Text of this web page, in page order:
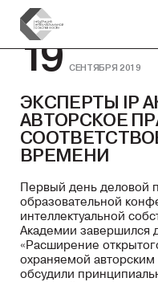
19 СЕНТЯБРЯ 2019
ЭКСПЕРТЫ IP
АВТОРСКОЕ
ВРЕМЕНИ
Первый день деловой
образовательной
интеллектуальной
Академии завершился
«Расширение
охраняемой
обсудили